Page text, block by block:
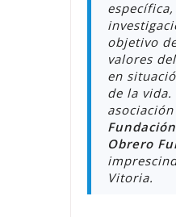
objetivo
valores
en
de la
asociación
Obrero
Vitoria.